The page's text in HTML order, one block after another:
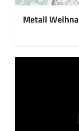
Metall